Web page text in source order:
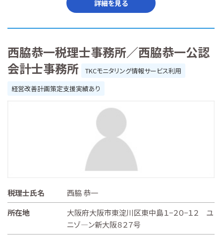
詳細を見る
西脇恭一税理士事務所／西脇恭一公認
会計士事務所
TKCモニタリング情報サービス利用
経営改善計画策定支援実績あり
税理士氏名
西脇 恭一
所在地
大阪府大阪市東淀川区東中島１−２０−１２ ユ
ニゾ―ン新大阪８２７号